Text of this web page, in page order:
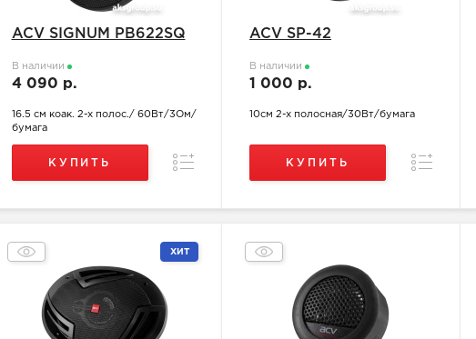
ACV SIGNUM PB622SQ
В наличии
4 090 р.
16.5 см коак. 2-х полос./ 60Вт/3Ом/
бумага
КУПИТЬ Сравнение
ACV SP-42
В наличии
1 000 р.
10см 2-х полосная/30Вт/бумага
КУПИТЬ Сравнение
ХИТ